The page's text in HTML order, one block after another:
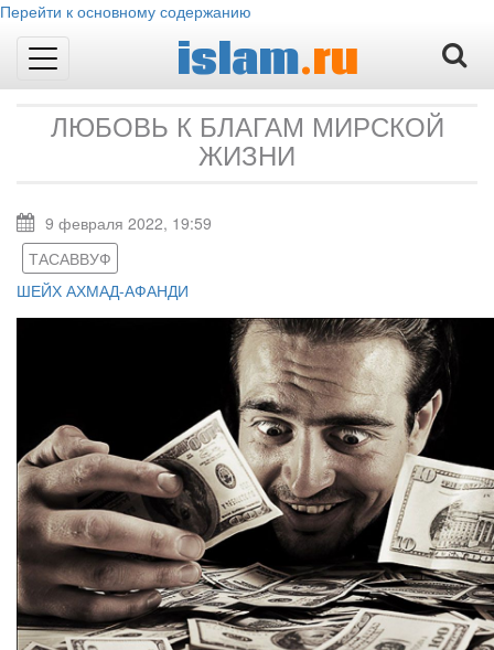
Перейти к основному содержанию
Toggle
islam.ru
ЛЮБОВЬ К БЛАГАМ МИРСКОЙ
ЖИЗНИ
9 февраля 2022, 19:59
ТАСАВВУФ
ШЕЙХ АХМАД-АФАНДИ